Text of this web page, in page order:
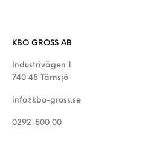
KBO GROSS AB
Industrivägen 1
740 45 Tärnsjö
info@kbo-gross.se
0292-500 00